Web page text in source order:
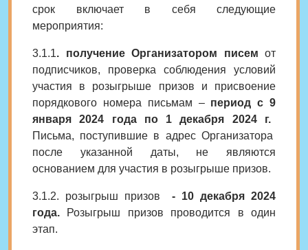
срок включает в себя следующие
мероприятия:
3.1.1. получение Организатором писем от
подписчиков, проверка соблюдения условий
участия в розыгрыше призов и присвоение
порядкового номера письмам – период с9
января 2024 года по 1 декабря 2024 г.
Письма, поступившие в адрес Организатора
после указанной даты, не являются
основанием для участия в розыгрыше призов.
3.1.2. розыгрыш призов- 10 декабря 2024
года. Розыгрыш призов проводится в один
этап.